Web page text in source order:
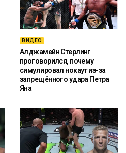
ВИДЕО
Алджамейн Стерлинг
проговорился, почему
симулировал нокаут из-за
запрещённого удара Петра
Яна